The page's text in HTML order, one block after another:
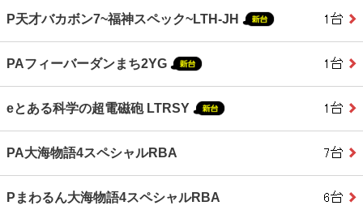
P天才バカボン7~福神スペック~LTH-JH
PAフィーバーダンまち2YG
eとある科学の超電磁砲 LTRSY
PA大海物語4スペシャルRBA
Pまわるん大海物語4スペシャルRBA